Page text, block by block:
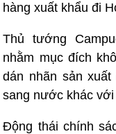
hàng xuất khẩu đi
Thủ tướng
nhằm mục đích
dán nhãn sản
sang nước khác
Động thái chính